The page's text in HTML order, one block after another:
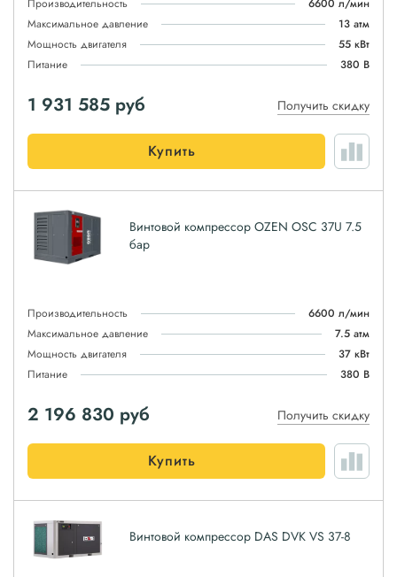
Производительность
6600 л/мин
Максимальное давление
13 атм
Мощность двигателя
55 кВт
Питание
380 В
1 931 585 руб Получить скидку
Купить
Винтовой компрессор OZEN OSC 37U 7.5
бар
Производительность
6600 л/мин
Максимальное давление
7.5 атм
Мощность двигателя
37 кВт
Питание
380 В
2 196 830 руб Получить скидку
Купить
Винтовой компрессор DAS DVK VS 37-8